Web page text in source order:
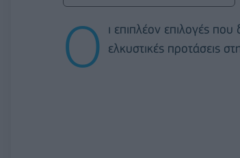
Ο
ι επιπλέον επιλογές
ελκυστικές προτάσεις